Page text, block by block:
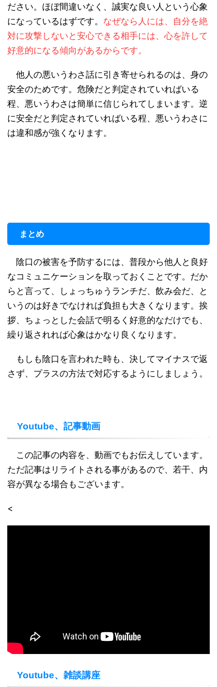
ださい。ほぼ間違いなく、誠実な良い人という心象
になっているはずです。 なぜなら人には、自分を絶
対に攻撃しないと安心できる相手には、心を許して
好意的になる傾向があるからです。
他人の悪いうわさ話に引き寄せられるのは、身の
安全のためです。危険だと判定されていればいる
程、悪いうわさは簡単に信じられてしまいます。逆
に安全だと判定されていればいる程、悪いうわさに
は違和感が強くなります。
まとめ
陰口の被害を予防するには、普段から他人と良好
なコミュニケーションを取っておくことです。だか
らと言って、しょっちゅうランチだ、飲み会だ、と
いうのは好きでなければ負担も大きくなります。挨
拶、ちょっとした会話で明るく好意的なだけでも、
繰り返されれば心象はかなり良くなります。
もしも陰口を言われた時も、決してマイナスで返
さず、プラスの方法で対応するようにしましょう。
Youtube、記事動画
この記事の内容を、動画でもお伝えしています。
ただ記事はリライトされる事があるので、若干、内
容が異なる場合もございます。
<
Youtube、雑談講座